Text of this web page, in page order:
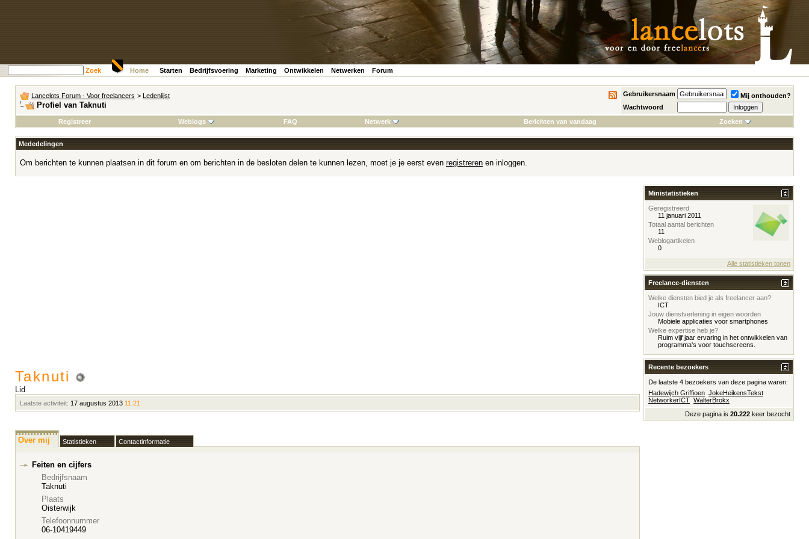
Zoek Home Starten Bedrijfsvoering Marketing Ontwikkelen Netwerken Forum
Lancelots Forum - Voor freelancers > Ledenlijst
Profiel van Taknuti
Gebruikersnaam
Mij onthouden?
Wachtwoord
Registreer
Weblogs FAQ Netwerk Berichten van vandaag Zoeken
Mededelingen
Om berichten te kunnen plaatsen in dit forum en om berichten in de besloten delen te kunnen lezen, moet je je eerst even registreren en inloggen.
Taknuti
Lid
Laatste activiteit: 17 augustus 2013 11:21
Over mij Statistieken Contactinformatie
Feiten en cijfers
Bedrijfsnaam
Taknuti
Plaats
Oisterwijk
Telefoonnummer
06-10419449
Ministatistieken
Geregistreerd
11 januari 2011
Totaal aantal berichten
11
Weblogartikelen
0
Alle statistieken tonen
Freelance-diensten
Welke diensten bied je als freelancer aan?
ICT
Jouw dienstverlening in eigen woorden
Mobiele applicaties voor smartphones
Welke expertise heb je?
Ruim vijf jaar ervaring in het ontwikkelen van
programma's voor touchscreens.
Recente bezoekers
De laatste 4 bezoekers van deze pagina waren:
Hadewijch Griffioen JokeHeikensTekst
NetworkerICT WalterBrokx
Deze pagina is 20.222 keer bezocht